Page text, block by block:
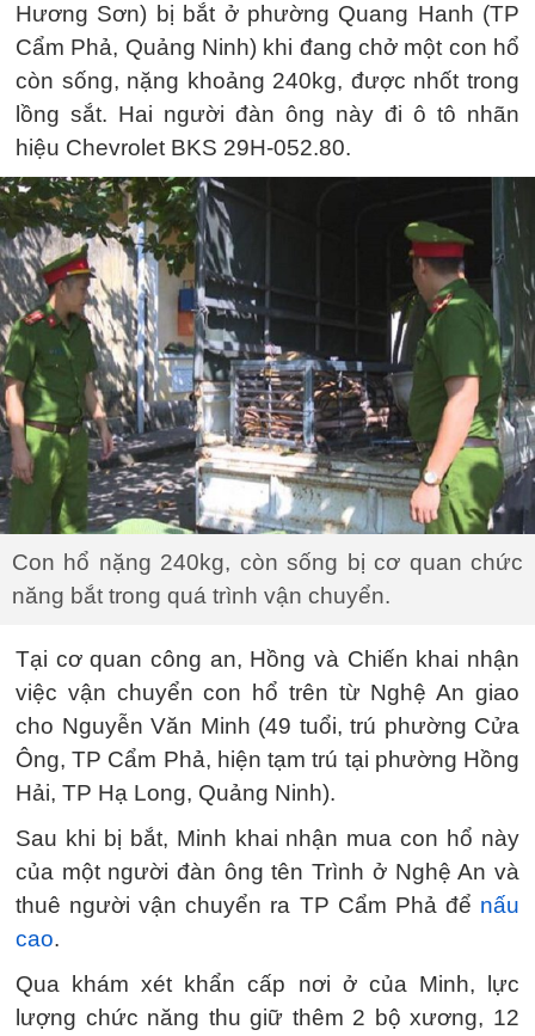
Hương Sơn) bị bắt ở phường Quang Hanh (TP
Cẩm Phả, Quảng Ninh) khi đang chở một con hổ
còn sống, nặng khoảng 240kg, được nhốt trong
lồng sắt. Hai người đàn ông này đi ô tô nhãn
hiệu Chevrolet BKS 29H-052.80.
Con hổ nặng 240kg, còn sống bị cơ quan chức
năng bắt trong quá trình vận chuyển.
Tại cơ quan công an, Hồng và Chiến khai nhận
việc vận chuyển con hổ trên từ Nghệ An giao
cho Nguyễn Văn Minh (49 tuổi, trú phường Cửa
Ông, TP Cẩm Phả, hiện tạm trú tại phường Hồng
Hải, TP Hạ Long, Quảng Ninh).
Sau khi bị bắt, Minh khai nhận mua con hổ này
của một người đàn ông tên Trình ở Nghệ An và
thuê người vận chuyển ra TP Cẩm Phả để nấu
cao.
Qua khám xét khẩn cấp nơi ở của Minh, lực
lượng chức năng thu giữ thêm 2 bộ xương, 12